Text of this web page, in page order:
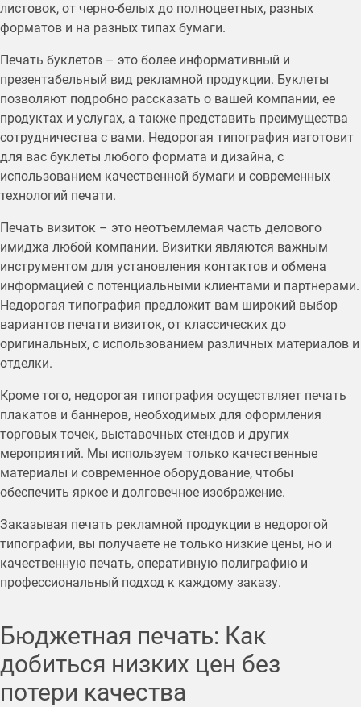
листовок, от черно-белых до полноцветных, разных
форматов и на разных типах бумаги.
Печать буклетов – это более информативный и
презентабельный вид рекламной продукции. Буклеты
позволяют подробно рассказать о вашей компании, ее
продуктах и услугах, а также представить преимущества
сотрудничества с вами. Недорогая типография изготовит
для вас буклеты любого формата и дизайна, с
использованием качественной бумаги и современных
технологий печати.
Печать визиток – это неотъемлемая часть делового
имиджа любой компании. Визитки являются важным
инструментом для установления контактов и обмена
информацией с потенциальными клиентами и партнерами.
Недорогая типография предложит вам широкий выбор
вариантов печати визиток, от классических до
оригинальных, с использованием различных материалов и
отделки.
Кроме того, недорогая типография осуществляет печать
плакатов и баннеров, необходимых для оформления
торговых точек, выставочных стендов и других
мероприятий. Мы используем только качественные
материалы и современное оборудование, чтобы
обеспечить яркое и долговечное изображение.
Заказывая печать рекламной продукции в недорогой
типографии, вы получаете не только низкие цены, но и
качественную печать, оперативную полиграфию и
профессиональный подход к каждому заказу.
Бюджетная печать: Как
добиться низких цен без
потери качества